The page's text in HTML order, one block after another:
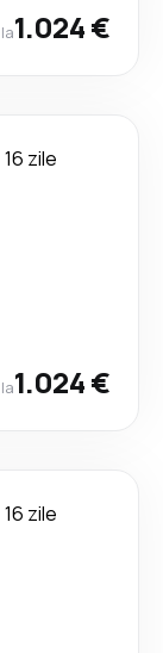
1.024 €
16 zile
1.024 €
16 zile